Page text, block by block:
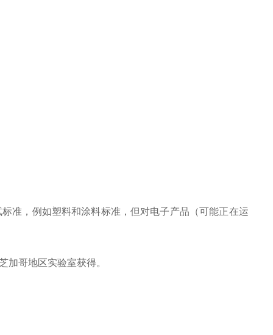
准，例如塑料和涂料标准，但对电子产品（可能正在运
加哥地区实验室获得。